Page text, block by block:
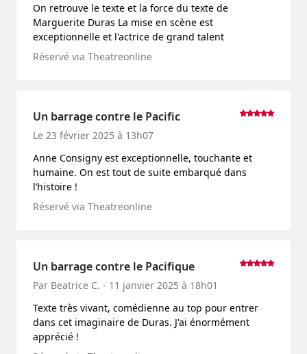
On retrouve le texte et la force du texte de
Marguerite Duras La mise en scène est
exceptionnelle et l'actrice de grand talent
Réservé via Theatreonline
Un barrage contre le Pacific
Le 23 février 2025 à 13h07
Anne Consigny est exceptionnelle, touchante et
humaine. On est tout de suite embarqué dans
l’histoire !
Réservé via Theatreonline
Un barrage contre le Pacifique
Par Beatrice C. - 11 janvier 2025 à 18h01
Texte très vivant, comédienne au top pour entrer
dans cet imaginaire de Duras. J'ai énormément
apprécié !